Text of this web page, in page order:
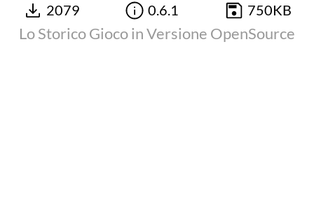
2079 0.6.1 750KB
Lo Storico Gioco in Versione OpenSource